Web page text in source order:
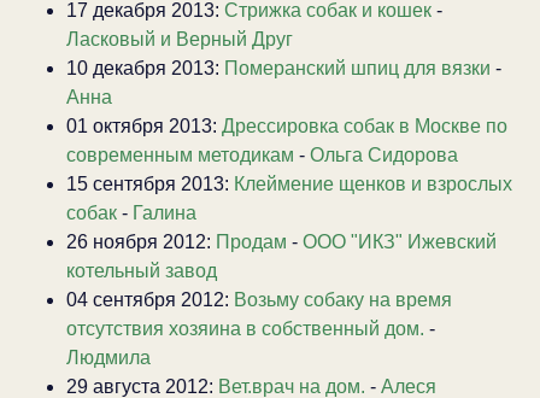
17 декабря 2013: Стрижка собак и кошек -
Ласковый и Верный Друг
10 декабря 2013: Померанский шпиц для вязки -
Анна
01 октября 2013: Дрессировка собак в Москве по
современным методикам - Ольга Сидорова
15 сентября 2013: Клеймение щенков и взрослых
собак - Галина
26 ноября 2012: Продам - ООО "ИКЗ" Ижевский
котельный завод
04 сентября 2012: Возьму собаку на время
отсутствия хозяина в собственный дом. -
Людмила
29 августа 2012: Вет.врач на дом. - Алеся